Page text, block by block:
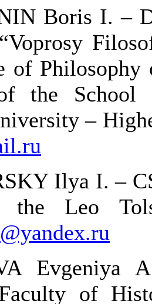
Boris I. –
of Philosophy
the
–
Ilya I. –
the Leo
Evgeniya
of